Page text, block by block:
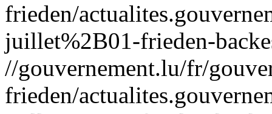
frieden/
juillet%2B01-frieden-
//gouvernement.lu/fr/
frieden/